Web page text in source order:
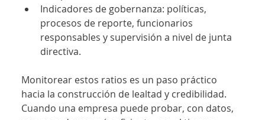
Indicadores de gobernanza: políticas,
procesos de reporte, funcionarios
responsables y supervisión a nivel de junta
directiva.
Monitorear estos ratios es un paso práctico
hacia la construcción de lealtad y credibilidad.
Cuando una empresa puede probar, con datos,